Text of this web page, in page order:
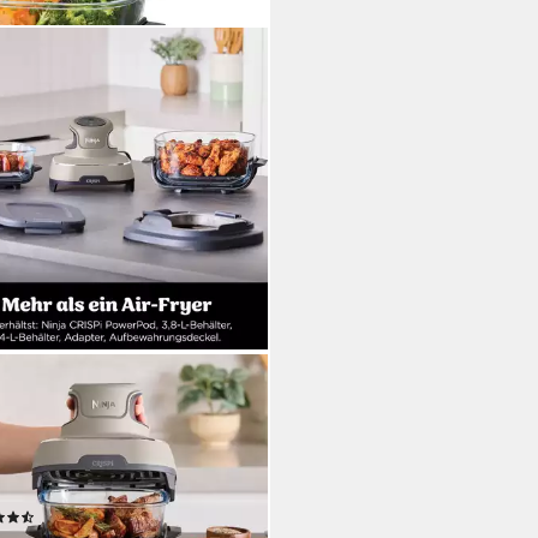
CRISPi 4-in-1 Cyber
-FN101EUST
Leistung
°C Temperatur
(141)